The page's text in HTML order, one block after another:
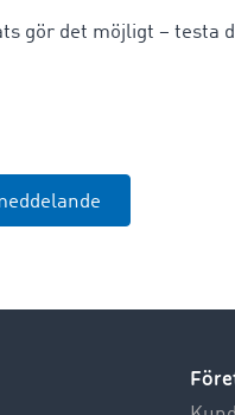
gör det möjligt –